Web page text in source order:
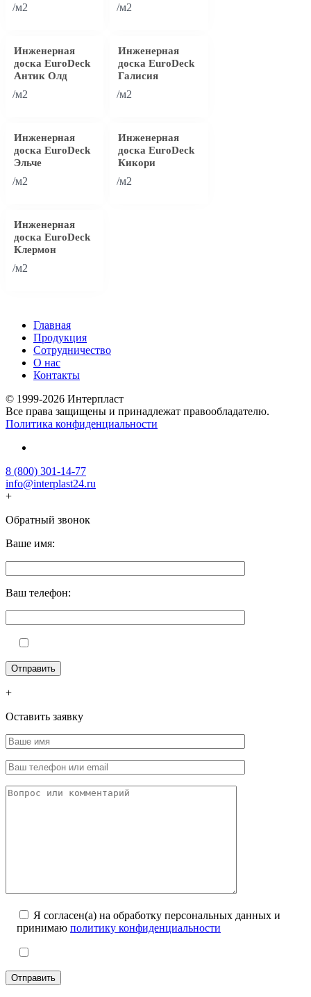
/м2 /м2
Инженерная
доска EuroDeck
Антик Олд
/м2
Инженерная
доска EuroDeck
Галисия
/м2
Инженерная
доска EuroDeck
Эльче
/м2
Инженерная
доска EuroDeck
Кикори
/м2
Инженерная
доска EuroDeck
Клермон
/м2
Главная
Продукция
Сотрудничество
О нас
Контакты
© 1999-2026 Интерпласт
Все права защищены и принадлежат правообладателю.
Политика конфиденциальности
8 (800) 301-14-77
info@interplast24.ru
+
Обратный звонок
Ваше имя:
Ваш телефон:
+
Оставить заявку
Я согласен(а) на обработку персональных данных и
принимаю политику конфиденциальности